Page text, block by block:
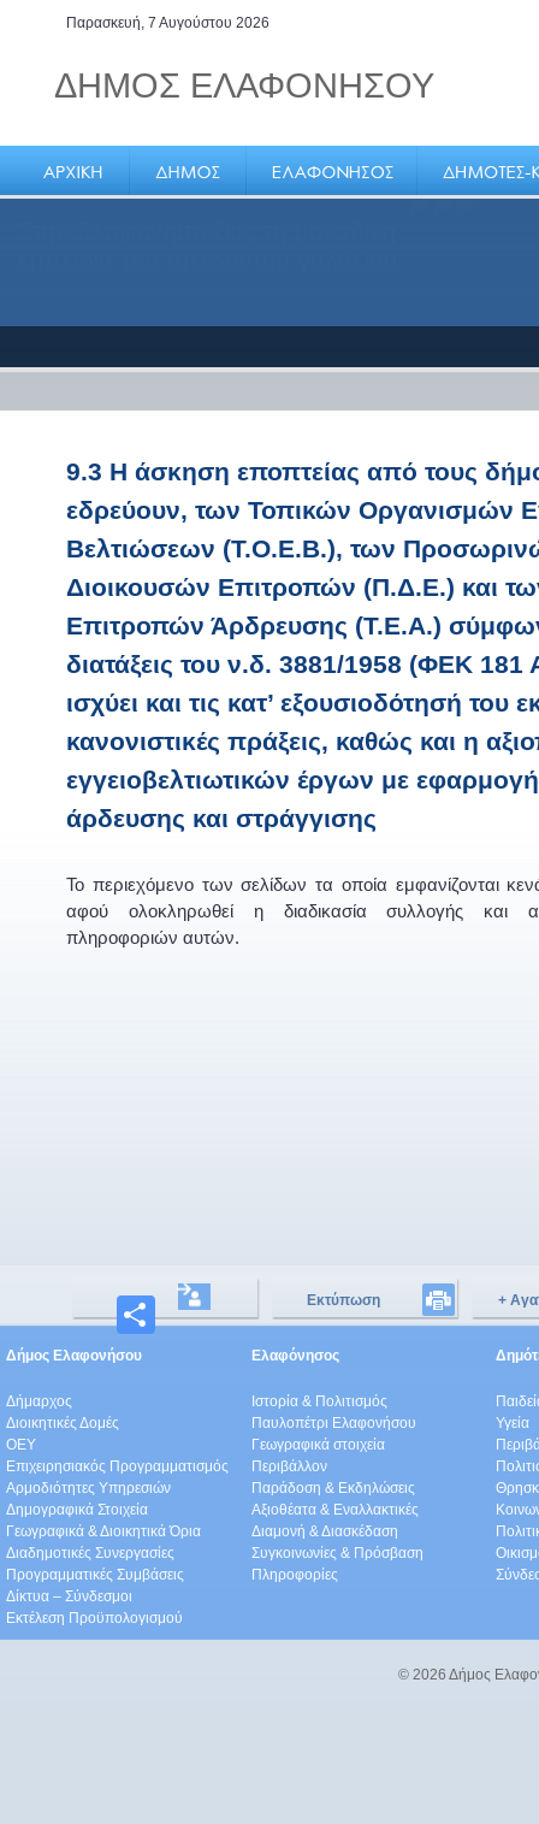
Παρασκευή, 7 Αυγούστου 2026
ΔΗΜΟΣ ΕΛΑΦΟΝΗΣΟΥ
9.3 Η άσκηση εποπτείας από τους
εδρεύουν, των Τοπικών Οργανισμών
Βελτιώσεων (Τ.Ο.Ε.Β.), των
Διοικουσών Επιτροπών (Π.Δ.Ε.) και
Επιτροπών Άρδρευσης (Τ.Ε.Α.)
διατάξεις του ν.δ. 3881/1958 (ΦΕΚ 181
ισχύει και τις κατ’ εξουσιοδότησή του
κανονιστικές πράξεις, καθώς και η
εγγειοβελτιωτικών έργων με
άρδευσης και στράγγισης
Το περιεχόμενο των σελίδων τα οποία εμφανίζονται
αφού ολοκληρωθεί η διαδικασία συλλογής και
πληροφοριών αυτών.
Μοιραστείτε
Εκτύπωση +
Δήμος Ελαφονήσου
Δήμαρχος
Διοικητικές Δομές
ΟEΥ
Επιχειρησιακός Προγραμματισμός
Αρμοδιότητες Υπηρεσιών
Δημογραφικά Στοιχεία
Γεωγραφικά & Διοικητικά Όρια
Διαδημοτικές Συνεργασίες
Προγραμματικές Συμβάσεις
Δίκτυα – Σύνδεσμοι
Εκτέλεση Προϋπολογισμού
Ελαφόνησος
Ιστορία & Πολιτισμός
Παυλοπέτρι Ελαφονήσου
Γεωγραφικά στοιχεία
Περιβάλλον
Παράδοση & Εκδηλώσεις
Αξιοθέατα & Eναλλακτικές
Διαμονή & Διασκέδαση
Συγκοινωνίες & Πρόσβαση
Πληροφορίες
Υγεία
© 2026 Δήμος